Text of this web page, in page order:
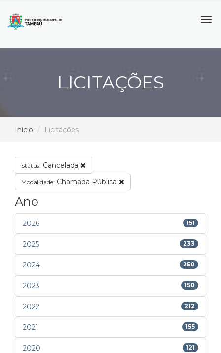
LICITAÇÕES
Início Licitações
Status: Cancelada
Modalidade: Chamada Pública
Ano
2026 151
2025 233
2024 250
2023 150
2022 212
2021 155
2020 121